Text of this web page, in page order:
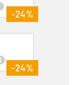
-24%
-24%